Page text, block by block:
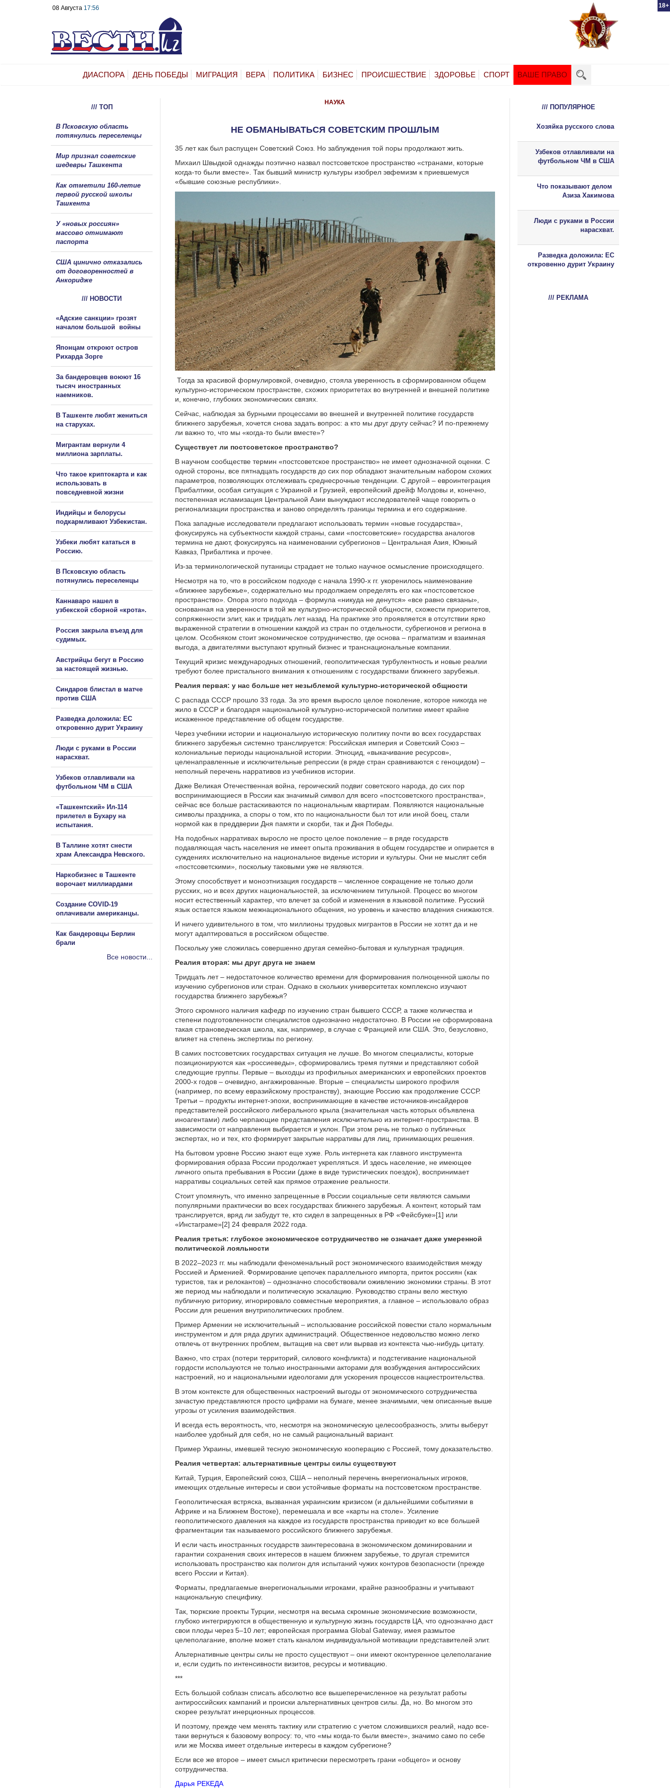
18+
08 Августа 17:56
ДИАСПОРА ДЕНЬ ПОБЕДЫ МИГРАЦИЯ ВЕРА ПОЛИТИКА БИЗНЕС ПРОИСШЕСТВИЕ ЗДОРОВЬЕ СПОРТ ВАШЕ ПРАВО
НАУКА
НЕ ОБМАНЫВАТЬСЯ СОВЕТСКИМ ПРОШЛЫМ
35 лет как был распущен Советский Союз. Но заблуждения той поры продолжают жить.
Михаил Швыдкой однажды поэтично назвал постсоветское пространство «странами, которые
когда-то были вместе». Так бывший министр культуры изобрел эвфемизм к приевшемуся
«бывшие союзные республики».
Тогда за красивой формулировкой, очевидно, стояла уверенность в сформированном общем
культурно-историческом пространстве, схожих приоритетах во внутренней и внешней политике
и, конечно, глубоких экономических связях.
Сейчас, наблюдая за бурными процессами во внешней и внутренней политике государств
ближнего зарубежья, хочется снова задать вопрос: а кто мы друг другу сейчас? И по-прежнему
ли важно то, что мы «когда-то были вместе»?
Существует ли постсоветское пространство?
В научном сообществе термин «постсоветское пространство» не имеет однозначной оценки. С
одной стороны, все пятнадцать государств до сих пор обладают значительным набором схожих
параметров, позволяющих отслеживать среднесрочные тенденции. С другой – евроинтеграция
Прибалтики, особая ситуация с Украиной и Грузией, европейский дрейф Молдовы и, конечно,
постепенная исламизация Центральной Азии вынуждают исследователей чаще говорить о
регионализации пространства и заново определять границы термина и его содержание.
Пока западные исследователи предлагают использовать термин «новые государства»,
фокусируясь на субъектности каждой страны, сами «постсоветские» государства аналогов
термина не дают, фокусируясь на наименовании субрегионов – Центральная Азия, Южный
Кавказ, Прибалтика и прочее.
Из-за терминологической путаницы страдает не только научное осмысление происходящего.
Несмотря на то, что в российском подходе с начала 1990-х гг. укоренилось наименование
«ближнее зарубежье», содержательно мы продолжаем определять его как «постсоветское
пространство». Опора этого подхода – формула «никуда не денутся» «все равно связаны»,
основанная на уверенности в той же культурно-исторической общности, схожести приоритетов,
сопряженности элит, как и тридцать лет назад. На практике это проявляется в отсутствии ярко
выраженной стратегии в отношении каждой из стран по отдельности, субрегионов и региона в
целом. Особняком стоит экономическое сотрудничество, где основа – прагматизм и взаимная
выгода, а двигателями выступают крупный бизнес и транснациональные компании.
Текущий кризис международных отношений, геополитическая турбулентность и новые реалии
требуют более пристального внимания к отношениям с государствами ближнего зарубежья.
Реалия первая: у нас больше нет незыблемой культурно-исторической общности
С распада СССР прошло 33 года. За это время выросло целое поколение, которое никогда не
жило в СССР и благодаря национальной культурно-исторической политике имеет крайне
искаженное представление об общем государстве.
Через учебники истории и национальную историческую политику почти во всех государствах
ближнего зарубежья системно транслируется: Российская империя и Советский Союз –
колониальные периоды национальной истории. Этноцид, «выкачивание ресурсов»,
целенаправленные и исключительные репрессии (в ряде стран сравниваются с геноцидом) –
неполный перечень нарративов из учебников истории.
Даже Великая Отечественная война, героический подвиг советского народа, до сих пор
воспринимающиеся в России как значимый символ для всего «постсоветского пространства»,
сейчас все больше растаскиваются по национальным квартирам. Появляются национальные
символы праздника, а споры о том, кто по национальности был тот или иной боец, стали
нормой как в преддверии Дня памяти и скорби, так и Дня Победы.
На подобных нарративах выросло не просто целое поколение – в ряде государств
подавляющая часть населения не имеет опыта проживания в общем государстве и опирается в
суждениях исключительно на национальное виденье истории и культуры. Они не мыслят себя
«постсоветскими», поскольку таковыми уже не являются.
Этому способствует и моноэтнизация государств – численное сокращение не только доли
русских, но и всех других национальностей, за исключением титульной. Процесс во многом
носит естественный характер, что влечет за собой и изменения в языковой политике. Русский
язык остается языком межнационального общения, но уровень и качество владения снижаются.
И ничего удивительного в том, что миллионы трудовых мигрантов в России не хотят да и не
могут адаптироваться в российском обществе.
Поскольку уже сложилась совершенно другая семейно-бытовая и культурная традиция.
Реалия вторая: мы друг друга не знаем
Тридцать лет – недостаточное количество времени для формирования полноценной школы по
изучению субрегионов или стран. Однако в скольких университетах комплексно изучают
государства ближнего зарубежья?
Этого скромного наличия кафедр по изучению стран бывшего СССР, а также количества и
степени подготовленности специалистов однозначно недостаточно. В России не сформирована
такая страноведческая школа, как, например, в случае с Францией или США. Это, безусловно,
влияет на степень экспертизы по региону.
В самих постсоветских государствах ситуация не лучше. Во многом специалисты, которые
позиционируются как «россиеведы», сформировались тремя путями и представляют собой
следующие группы. Первые – выходцы из профильных американских и европейских проектов
2000-х годов – очевидно, ангажированные. Вторые – специалисты широкого профиля
(например, по всему евразийскому пространству), знающие Россию как продолжение СССР.
Третьи – продукты интернет-эпохи, воспринимающие в качестве источников-инсайдеров
представителей российского либерального крыла (значительная часть которых объявлена
иноагентами) либо черпающие представления исключительно из интернет-пространства. В
зависимости от направления выбирается и уклон. При этом речь не только о публичных
экспертах, но и тех, кто формирует закрытые нарративы для лиц, принимающих решения.
На бытовом уровне Россию знают еще хуже. Роль интернета как главного инструмента
формирования образа России продолжает укрепляться. И здесь население, не имеющее
личного опыта пребывания в России (даже в виде туристических поездок), воспринимает
нарративы социальных сетей как прямое отражение реальности.
Стоит упомянуть, что именно запрещенные в России социальные сети являются самыми
популярными практически во всех государствах ближнего зарубежья. А контент, который там
транслируется, вряд ли забудут те, кто сидел в запрещенных в РФ «Фейсбуке»[1] или
«Инстаграме»[2] 24 февраля 2022 года.
Реалия третья: глубокое экономическое сотрудничество не означает даже умеренной
политической лояльности
В 2022–2023 гг. мы наблюдали феноменальный рост экономического взаимодействия между
Россией и Арменией. Формирование цепочек параллельного импорта, приток россиян (как
туристов, так и релокантов) – однозначно способствовали оживлению экономики страны. В этот
же период мы наблюдали и политическую эскалацию. Руководство страны вело жесткую
публичную риторику, игнорировало совместные мероприятия, а главное – использовало образ
России для решения внутриполитических проблем.
Пример Армении не исключительный – использование российской повестки стало нормальным
инструментом и для ряда других администраций. Общественное недовольство можно легко
отвлечь от внутренних проблем, вытащив на свет или вырвав из контекста чью-нибудь цитату.
Важно, что страх (потери территорий, силового конфликта) и подстегивание национальной
гордости используются не только иностранными акторами для возбуждения антироссийских
настроений, но и национальными идеологами для ускорения процессов нациестроительства.
В этом контексте для общественных настроений выгоды от экономического сотрудничества
зачастую представляются просто цифрами на бумаге, менее значимыми, чем описанные выше
угрозы от усиления взаимодействия.
И всегда есть вероятность, что, несмотря на экономическую целесообразность, элиты выберут
наиболее удобный для себя, но не самый рациональный вариант.
Пример Украины, имевшей тесную экономическую кооперацию с Россией, тому доказательство.
Реалия четвертая: альтернативные центры силы существуют
Китай, Турция, Европейский союз, США – неполный перечень внерегиональных игроков,
имеющих отдельные интересы и свои устойчивые форматы на постсоветском пространстве.
Геополитическая встряска, вызванная украинским кризисом (и дальнейшими событиями в
Африке и на Ближнем Востоке), перемешала и все «карты на столе». Усиление
геополитического давления на каждое из государств пространства приводит ко все большей
фрагментации так называемого российского ближнего зарубежья.
И если часть иностранных государств заинтересована в экономическом доминировании и
гарантии сохранения своих интересов в нашем ближнем зарубежье, то другая стремится
использовать пространство как полигон для испытаний чужих контуров безопасности (прежде
всего России и Китая).
Форматы, предлагаемые внерегиональными игроками, крайне разнообразны и учитывают
национальную специфику.
Так, тюркские проекты Турции, несмотря на весьма скромные экономические возможности,
глубоко интегрируются в общественную и культурную жизнь государств ЦА, что однозначно даст
свои плоды через 5–10 лет; европейская программа Global Gateway, имея размытое
целеполагание, вполне может стать каналом индивидуальной мотивации представителей элит.
Альтернативные центры силы не просто существуют – они имеют оконтуренное целеполагание
и, если судить по интенсивности визитов, ресурсы и мотивацию.
***
Есть большой соблазн списать абсолютно все вышеперечисленное на результат работы
антироссийских кампаний и происки альтернативных центров силы. Да, но. Во многом это
скорее результат инерционных процессов.
И поэтому, прежде чем менять тактику или стратегию с учетом сложившихся реалий, надо все-
таки вернуться к базовому вопросу: то, что «мы когда-то были вместе», значимо само по себе
или же Москва имеет отдельные интересы в каждом субрегионе?
Если все же второе – имеет смысл критически пересмотреть грани «общего» и основу
сотрудничества.
Дарья РЕКЕДА
/// ТОП
В Псковскую область
потянулись переселенцы
Мир признал советские
шедевры Ташкента
Как отметили 160-летие
первой русской школы
Ташкента
У «новых россиян»
массово отнимают
паспорта
США цинично отказались
от договоренностей в
Анкоридже
/// НОВОСТИ
«Адские санкции» грозят
началом большой войны
Японцам откроют остров
Рихарда Зорге
За бандеровцев воюют 16
тысяч иностранных
наемников.
В Ташкенте любят жениться
на старухах.
Мигрантам вернули 4
миллиона зарплаты.
Что такое криптокарта и как
использовать в
повседневной жизни
Индийцы и белорусы
подкармливают Узбекистан.
Узбеки любят кататься в
Россию.
В Псковскую область
потянулись переселенцы
Каннаваро нашел в
узбекской сборной «крота».
Россия закрыла въезд для
судимых.
Австрийцы бегут в Россию
за настоящей жизнью.
Синдаров блистал в матче
против США
Разведка доложила: ЕС
откровенно дурит Украину
Люди с руками в России
нарасхват.
Узбеков отлавливали на
футбольном ЧМ в США
«Ташкентский» Ил-114
прилетел в Бухару на
испытания.
В Таллине хотят снести
храм Александра Невского.
Наркобизнес в Ташкенте
ворочает миллиардами
Создание COVID-19
оплачивали американцы.
Как бандеровцы Берлин
брали
Все новости...
/// ПОПУЛЯРНОЕ
Хозяйка русского слова
Узбеков отлавливали на
футбольном ЧМ в США
Что показывают делом
Азиза Хакимова
Люди с руками в России
нарасхват.
Разведка доложила: ЕС
откровенно дурит Украину
/// РЕКЛАМА